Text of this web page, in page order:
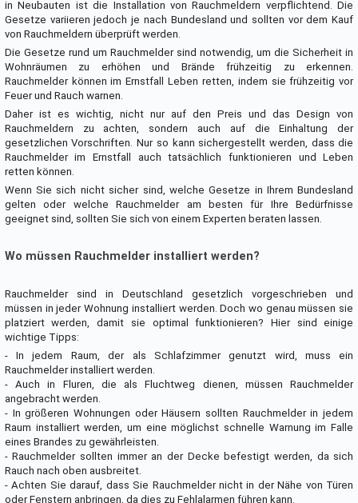
in Neubauten ist die Installation von Rauchmeldern verpflichtend. Die
Gesetze variieren jedoch je nach Bundesland und sollten vor dem Kauf
von Rauchmeldern überprüft werden.
Die Gesetze rund um Rauchmelder sind notwendig, um die Sicherheit in
Wohnräumen zu erhöhen und Brände frühzeitig zu erkennen.
Rauchmelder können im Ernstfall Leben retten, indem sie frühzeitig vor
Feuer und Rauch warnen.
Daher ist es wichtig, nicht nur auf den Preis und das Design von
Rauchmeldern zu achten, sondern auch auf die Einhaltung der
gesetzlichen Vorschriften. Nur so kann sichergestellt werden, dass die
Rauchmelder im Ernstfall auch tatsächlich funktionieren und Leben
retten können.
Wenn Sie sich nicht sicher sind, welche Gesetze in Ihrem Bundesland
gelten oder welche Rauchmelder am besten für Ihre Bedürfnisse
geeignet sind, sollten Sie sich von einem Experten beraten lassen.
Wo müssen Rauchmelder installiert werden?
Rauchmelder sind in Deutschland gesetzlich vorgeschrieben und
müssen in jeder Wohnung installiert werden. Doch wo genau müssen sie
platziert werden, damit sie optimal funktionieren? Hier sind einige
wichtige Tipps:
- In jedem Raum, der als Schlafzimmer genutzt wird, muss ein
Rauchmelder installiert werden.
- Auch in Fluren, die als Fluchtweg dienen, müssen Rauchmelder
angebracht werden.
- In größeren Wohnungen oder Häusern sollten Rauchmelder in jedem
Raum installiert werden, um eine möglichst schnelle Warnung im Falle
eines Brandes zu gewährleisten.
- Rauchmelder sollten immer an der Decke befestigt werden, da sich
Rauch nach oben ausbreitet.
- Achten Sie darauf, dass Sie Rauchmelder nicht in der Nähe von Türen
oder Fenstern anbringen, da dies zu Fehlalarmen führen kann.